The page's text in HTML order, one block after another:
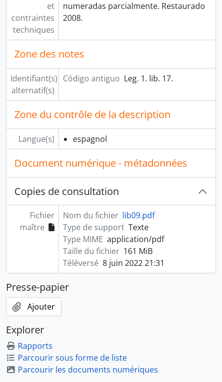
et
contraintes
techniques
numeradas parcialmente. Restaurado
2008.
Zone des notes
Identifiant(s)
alternatif(s)
Código antiguo Leg. 1. lib. 17.
Zone du contrôle de la description
Langue(s) espagnol
Document numérique - métadonnées
Copies de consultation
Fichier
maître
Nom du fichier lib09.pdf
Type de support Texte
Type MIME application/pdf
Taille du fichier 161 MiB
Téléversé 8 juin 2022 21:31
Presse-papier
Ajouter
Explorer
Rapports
Parcourir sous forme de liste
Parcourir les documents numériques